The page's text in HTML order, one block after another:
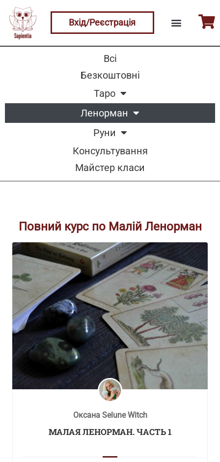
Вхід/Реєстрація
Всі
Безкоштовні
Таро
Ленорман
Руни
Консультування
Майстер класи
Повний курс по Малій Ленорман
Оксана Selune Witch
МАЛАЯ ЛЕНОРМАН. ЧАСТЬ 1